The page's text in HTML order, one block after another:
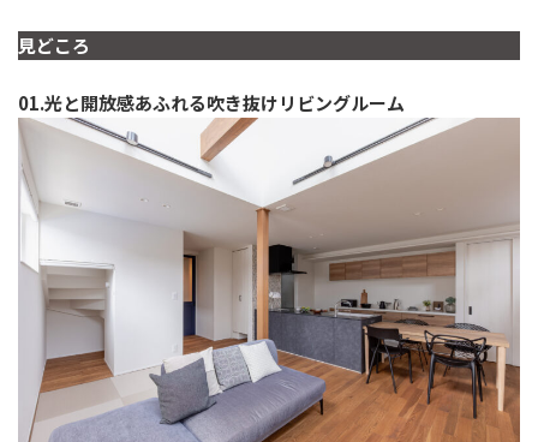
見どころ
01.光と開放感あふれる吹き抜けリビングルーム